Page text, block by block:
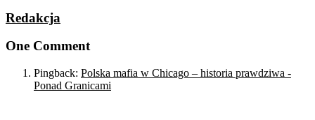
Redakcja
One Comment
Pingback: Polska mafia w Chicago – historia prawdziwa -
Ponad Granicami